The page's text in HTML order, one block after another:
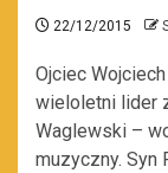
22/12/2015
Ojciec
wieloletni lider
Waglewski –
muzyczny. Syn